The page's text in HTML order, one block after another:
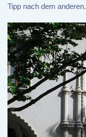
Tipp nach dem anderen.